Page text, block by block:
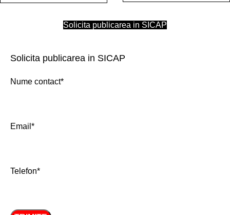
Solicita publicarea in SICAP
Solicita publicarea in SICAP
Nume contact*
Email*
Telefon*